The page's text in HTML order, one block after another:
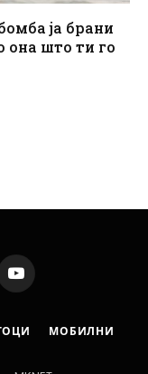
ја брани
она што ти го
YouTube
МОБИЛНИ